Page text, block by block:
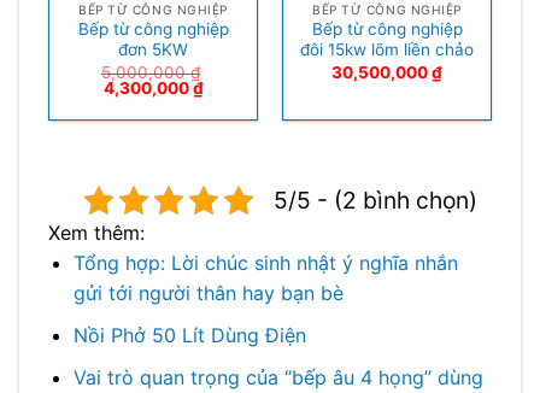
BẾP TỪ CÔNG NGHIỆP
Bếp từ công nghiệp
đơn 5KW
5,000,000₫
4,300,000₫
BẾP TỪ CÔNG NGHIỆP
Bếp từ công nghiệp
đôi 15kw lõm liền chảo
30,500,000₫
5/5 - (2 bình chọn)
Xem thêm:
Tổng hợp: Lời chúc sinh nhật ý nghĩa nhắn
gửi tới người thân hay bạn bè
Nồi Phở 50 Lít Dùng Điện
Vai trò quan trọng của “bếp âu 4 họng” dùng